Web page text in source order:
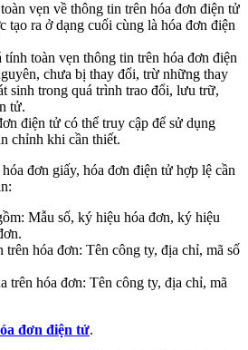
vẹn về thông tin trên hóa đơn điện tử
tạo ra ở dạng cuối cùng là hóa đơn điện
tính toàn vẹn thông tin trên hóa đơn điện
chưa bị thay đổi, trừ những thay
sinh trong quá trình trao đổi, lưu trữ,
tử.
điện tử có thể truy cập để sử dụng
chỉnh khi cần thiết.
đơn giấy, hóa đơn điện tử hợp lệ cần
Mẫu số, ký hiệu hóa đơn, ký hiệu
hóa đơn: Tên công ty, địa chỉ, mã số
trên hóa đơn: Tên công ty, địa chỉ, mã
đơn điện tử.